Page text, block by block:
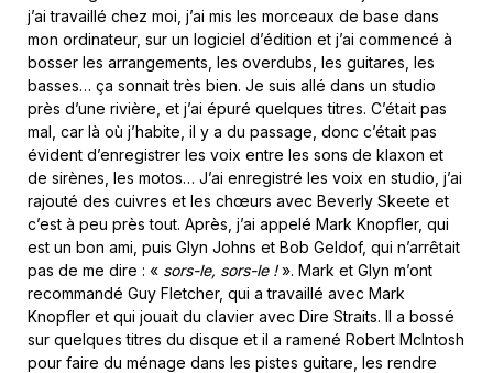
j’ai travaillé chez moi, j’ai mis les morceaux de base dans
mon ordinateur, sur un logiciel d’édition et j’ai commencé à
bosser les arrangements, les overdubs, les guitares, les
basses… ça sonnait très bien. Je suis allé dans un studio
près d’une rivière, et j’ai épuré quelques titres. C’était pas
mal, car là où j’habite, il y a du passage, donc c’était pas
évident d’enregistrer les voix entre les sons de klaxon et
de sirènes, les motos… J’ai enregistré les voix en studio, j’ai
rajouté des cuivres et les chœurs avec Beverly Skeete et
c’est à peu près tout. Après, j’ai appelé Mark Knopfler, qui
est un bon ami, puis Glyn Johns et Bob Geldof, qui n’arrêtait
pas de me dire : « sors-le, sors-le !». Mark et Glyn m’ont
recommandé Guy Fletcher, qui a travaillé avec Mark
Knopfler et qui jouait du clavier avec Dire Straits. Il a bossé
sur quelques titres du disque et il a ramené Robert McIntosh
pour faire du ménage dans les pistes guitare, les rendre